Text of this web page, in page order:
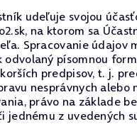
udeľuje svojou
na ktorom sa
Spracovanie údajov
písomnou
predpisov, t. j.
nesprávnych
právo na základe
jednému z uvedených